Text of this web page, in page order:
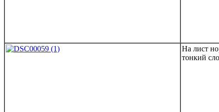
На лист
тонкий